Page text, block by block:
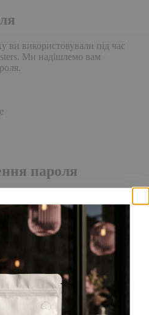
ви використовували під час
Ми надішлемо вам
пароля
пароля було надіслано на
до вашого облікового
може зайняти кілька хвилин.
10 хвилин, перш ніж
за посиланням у листі,